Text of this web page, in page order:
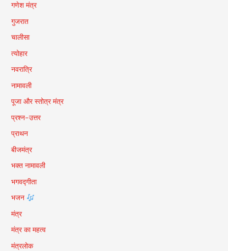
गणेश मंत्र
गुजरात
चालीसा
त्योहार
नवरात्रि
नामावली
पूजा और स्तोत्र मंत्र
प्रश्न-उत्तर
प्राथन
बीजमंत्र
भक्त नामावली
भगवद्गीता
भजन
मंत्र
मंत्र का महत्व
मंत्रलोक